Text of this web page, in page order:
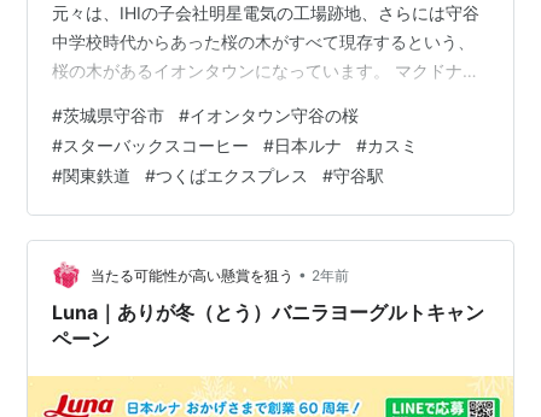
元々は、IHIの子会社明星電気の工場跡地、さらには守谷
中学校時代からあった桜の木がすべて現存するという、
桜の木があるイオンタウンになっています。 マクドナル
みたいです。 スターバックスコーヒーイオンタウン守谷
店。スタバも立地別価格導入で、最近、東京２３区内な
どで値上げしましたが、４月からは別の形で値上げする
みたいです。 スタバのヨーグルトの食べ方は、少し工夫
がいります。 ヨーグルトのメーカーは、日本ルナ京都工
場でした。日本ルナは、バニラヨーグ…
#茨城県守谷市 #イオンタウン守谷の桜
#スターバックスコーヒー #日本ルナ #カスミ
#関東鉄道 #つくばエクスプレス #守谷駅
当たる可能性が高い懸賞を狙う • 2年前
Luna｜ありが冬（とう）バニラヨーグルトキャン
ペーン